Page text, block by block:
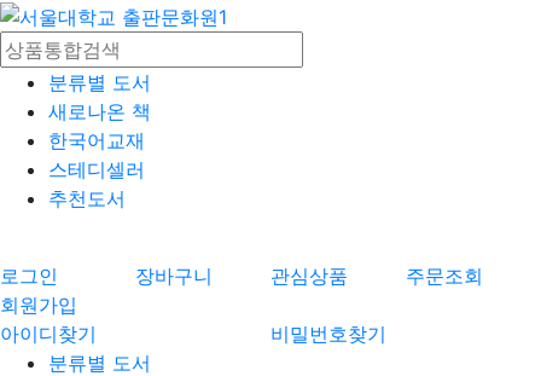
분류별 도서
새로나온 책
한국어교재
스테디셀러
추천도서
로그인 장바구니 관심상품
주문조회
회원가입
아이디찾기
비밀번호찾기
분류별 도서